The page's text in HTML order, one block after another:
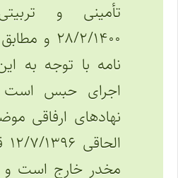
تأمینی و
نامه با توجه به
اجرای حبس است